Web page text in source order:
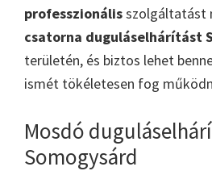
professzionálisszolgáltatást
csatorna duguláselhárítást
területén, és biztos lehet
ismét tökéletesen fog
Mosdó
Somogysárd